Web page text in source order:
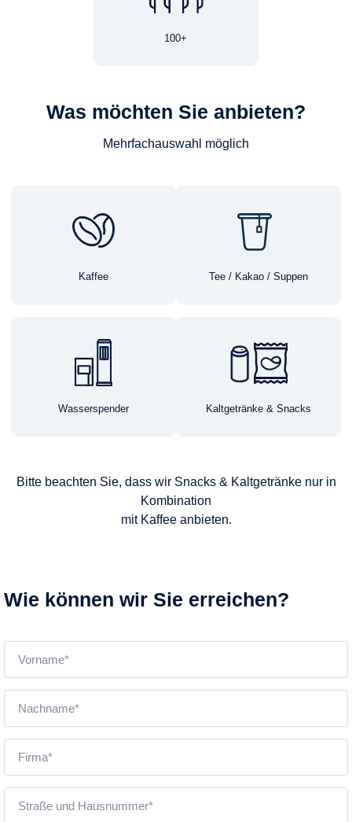
100+
Was möchten Sie anbieten?
Mehrfachauswahl möglich
Kaffee Tee / Kakao / Suppen
Wasserspender Kaltgetränke & Snacks
Bitte beachten Sie, dass wir Snacks & Kaltgetränke nur in
Kombination
mit Kaffee anbieten.
Wie können wir Sie erreichen?